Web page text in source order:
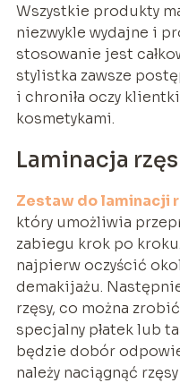
Wszystkie produkty
niezwykle wydajne i
stosowanie jest
stylistka zawsze
i chroniła oczy
kosmetykami.
Laminacja
Zestaw do laminacji
który umożliwia
zabiegu krok po
najpierw oczyścić
demakijażu.
rzęsy, co można
specjalny płatek lub
będzie dobór
należy naciągnąć